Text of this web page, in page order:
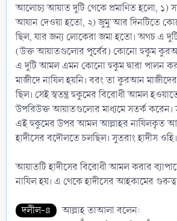
আলোচ্য আয়াত দুটি থেকে প্রমাণিত হলো,
আযান দেওয়া হতো, ২) জুমু'আর দিনটিতে
ছিল, যার জন্য লোকেরা জমা হতো। অথচ এ
(উক্ত আয়াতগুলোর পূর্বের) কোনো হুকুম কুরআন
এ দুটি আমল এমন কোনো হুকুম দ্বারা পালন
মাজীদে নাযিল হয়নি। বরং তা কুরআন মাজীদের
ছিল। সেই স্বতন্ত্র হুকুমের বিরোধী আমল
উপরিউক্ত আয়াতগুলোর মাধ্যমে সতর্ক করেন।
এই হুকুমের উপর আমল আল্লাহর নাযিলকৃত
হাদীসের বদৌলতে চলছিল। সুতরাং হাদীস ওহি।
আয়াতটি হাদীসের বিরোধী আমল করার
নাযিল হয়। এ থেকে হাদীসের আহকামের
দলীল-৪ আল্লাহ তাআলা বলেন: